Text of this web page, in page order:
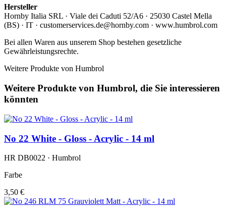
Hersteller
Hornby Italia SRL · Viale dei Caduti 52/A6 · 25030 Castel Mella
(BS) · IT · customerservices.de@hornby.com · www.humbrol.com
Bei allen Waren aus unserem Shop bestehen gesetzliche
Gewährleistungsrechte.
Weitere Produkte von Humbrol
Weitere Produkte von Humbrol, die Sie interessieren
könnten
No 22 White - Gloss - Acrylic - 14 ml
HR DB0022 · Humbrol
Farbe
3,50 €